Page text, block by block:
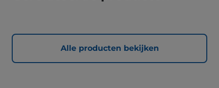
Alle producten bekijken